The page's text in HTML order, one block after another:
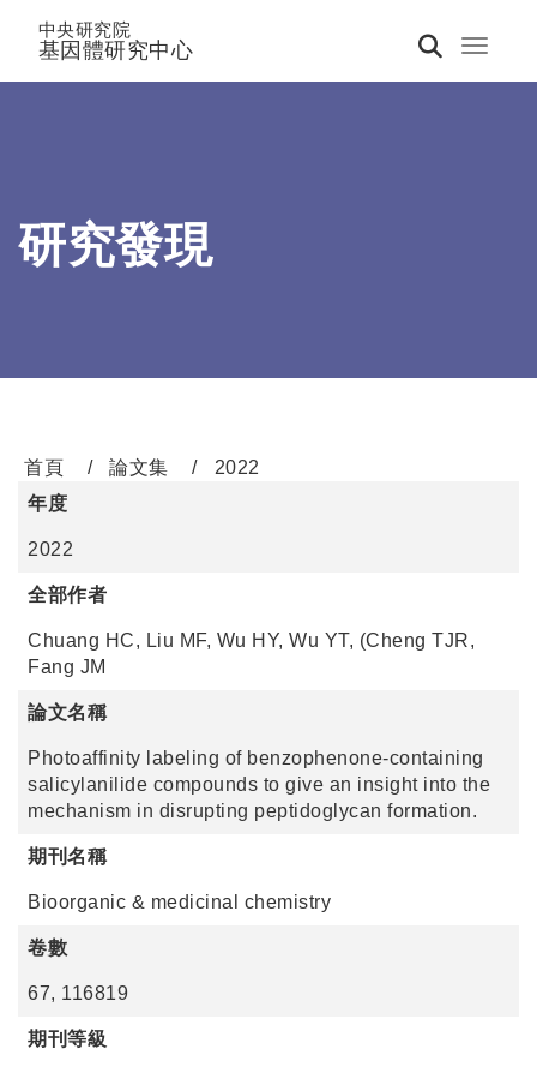
Toggle
中央研究院
基因體研究中心
研究發現
首頁 論文集
2022
年度
2022
全部作者
Chuang HC, Liu MF, Wu HY, Wu YT, (Cheng TJR,
Fang JM
論文名稱
Photoaffinity labeling of benzophenone-containing
salicylanilide compounds to give an insight into the
mechanism in disrupting peptidoglycan formation.
期刊名稱
Bioorganic & medicinal chemistry
卷數
67, 116819
期刊等級